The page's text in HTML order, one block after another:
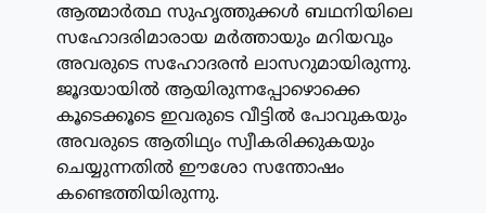
ആത്മാര്‍ത്ഥ സുഹൃത്തുക്കള്‍ ബഥനിയിലെ
സഹോദരിമാരായ മര്‍ത്തായും മറിയവും
അവരുടെ സഹോദരന്‍ ലാസറുമായിരുന്നു.
ജൂദയായില്‍ ആയിരുന്നപ്പോഴൊക്കെ
കൂടെക്കൂടെ ഇവരുടെ വീട്ടില്‍ പോവുകയും
അവരുടെ ആതിഥ്യം സ്വീകരിക്കുകയും
ചെയ്യുന്നതില്‍ ഈശോ സന്തോഷം
കണ്ടെത്തിയിരുന്നു.